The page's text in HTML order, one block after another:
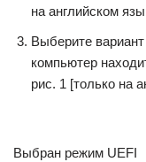
на английском
Выберите вариант
компьютер
рис. 1 [только на
Выбран режим UEFI